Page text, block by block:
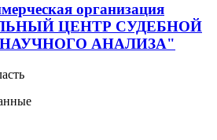
организация
ЦЕНТР СУДЕБНОЙ
АНАЛИЗА"